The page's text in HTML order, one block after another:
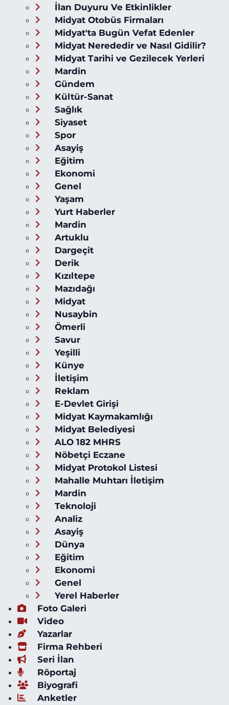
İlan Duyuru Ve Etkinlikler
Midyat Otobüs Firmaları
Midyat'ta Bugün Vefat Edenler
Midyat Nerededir ve Nasıl Gidilir?
Midyat Tarihi ve Gezilecek Yerleri
Mardin
Gündem
Kültür-Sanat
Sağlık
Siyaset
Spor
Asayiş
Eğitim
Ekonomi
Genel
Yaşam
Yurt Haberler
Mardin
Artuklu
Dargeçit
Derik
Kızıltepe
Mazıdağı
Midyat
Nusaybin
Ömerli
Savur
Yeşilli
Künye
İletişim
Reklam
E-Devlet Girişi
Midyat Kaymakamlığı
Midyat Belediyesi
ALO 182 MHRS
Nöbetçi Eczane
Midyat Protokol Listesi
Mahalle Muhtarı İletişim
Mardin
Teknoloji
Analiz
Asayiş
Dünya
Eğitim
Ekonomi
Genel
Yerel Haberler
Foto Galeri
Video
Yazarlar
Firma Rehberi
Seri İlan
Röportaj
Biyografi
Anketler